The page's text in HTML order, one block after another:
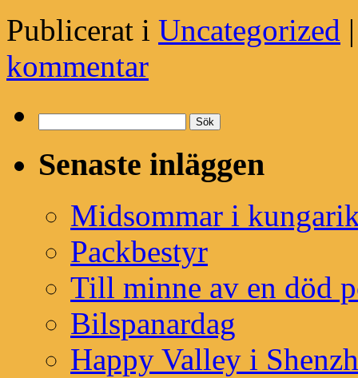
Publicerat i Uncategorized |
kommentar
efter:
Senaste inläggen
Midsommar i
Packbestyr
Till minne av en död
Bilspanardag
Happy Valley i